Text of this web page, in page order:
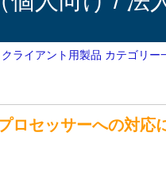
ライアント用製品 カテゴリー
ロセッサーへの対応